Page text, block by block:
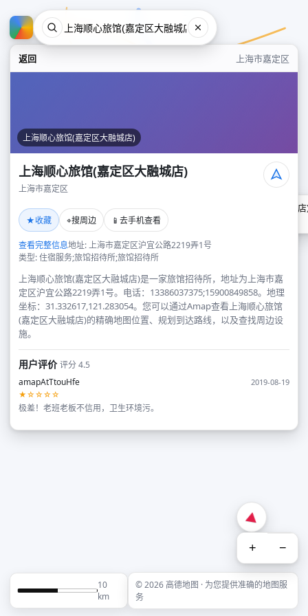
返回 上海市嘉定区
上海顺心旅馆(嘉定区大融城店)
上海顺心旅馆(嘉定区大融城店)
上海市嘉定区
★收藏 ⌖搜周边 📱 去手机查看
查看完整信息地址: 上海市嘉定区沪宜公路2219弄1号
类型: 住宿服务;旅馆招待所;旅馆招待所
上海顺心旅馆(嘉定区大融城店)是一家旅馆招待所，地址为上海市嘉
定区沪宜公路2219弄1号。电话：13386037375;15900849858。地理
坐标：31.332617,121.283054。您可以通过Amap查看上海顺心旅馆
(嘉定区大融城店)的精确地图位置、规划到达路线，以及查找周边设
施。
用户评价评分 4.5
amapAtTtouHfe
2019-08-19
★☆☆☆☆
极差！老班老板不信用，卫生环境污。
上海顺心旅馆(嘉定区大融城
+ −
10
km
© 2026 高德地图 · 为您提供准确的地图服
务